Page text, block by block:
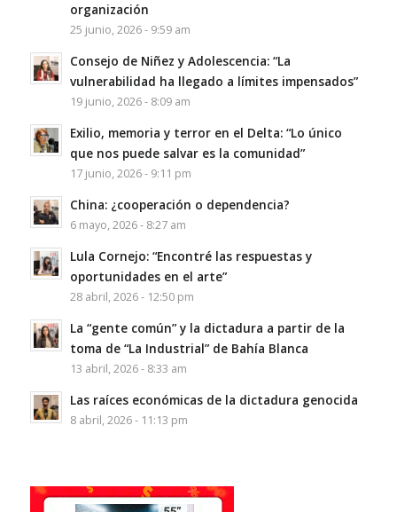
organización
25 junio, 2026 - 9:59 am
Consejo de Niñez y Adolescencia: “La
vulnerabilidad ha llegado a límites impensados”
19 junio, 2026 - 8:09 am
Exilio, memoria y terror en el Delta: “Lo único
que nos puede salvar es la comunidad”
17 junio, 2026 - 9:11 pm
China: ¿cooperación o dependencia?
6 mayo, 2026 - 8:27 am
Lula Cornejo: “Encontré las respuestas y
oportunidades en el arte”
28 abril, 2026 - 12:50 pm
La “gente común” y la dictadura a partir de la
toma de “La Industrial” de Bahía Blanca
13 abril, 2026 - 8:33 am
Las raíces económicas de la dictadura genocida
8 abril, 2026 - 11:13 pm